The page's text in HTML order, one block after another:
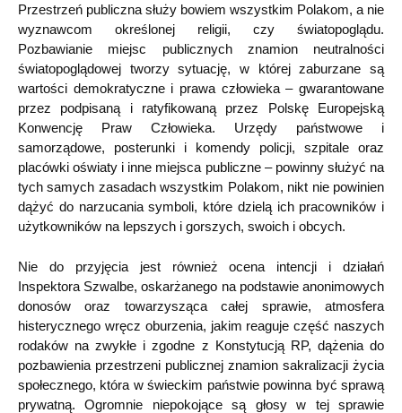
Przestrzeń publiczna służy bowiem wszystkim Polakom, a nie
wyznawcom określonej religii, czy światopoglądu.
Pozbawianie miejsc publicznych znamion neutralności
światopoglądowej tworzy sytuację, w której zaburzane są
wartości demokratyczne i prawa człowieka – gwarantowane
przez podpisaną i ratyfikowaną przez Polskę Europejską
Konwencję Praw Człowieka. Urzędy państwowe i
samorządowe, posterunki i komendy policji, szpitale oraz
placówki oświaty i inne miejsca publiczne – powinny służyć na
tych samych zasadach wszystkim Polakom, nikt nie powinien
dążyć do narzucania symboli, które dzielą ich pracowników i
użytkowników na lepszych i gorszych, swoich i obcych.
Nie do przyjęcia jest również ocena intencji i działań
Inspektora Szwalbe, oskarżanego na podstawie anonimowych
donosów oraz towarzysząca całej sprawie, atmosfera
histerycznego wręcz oburzenia, jakim reaguje część naszych
rodaków na zwykłe i zgodne z Konstytucją RP, dążenia do
pozbawienia przestrzeni publicznej znamion sakralizacji życia
społecznego, która w świeckim państwie powinna być sprawą
prywatną. Ogromnie niepokojące są głosy w tej sprawie